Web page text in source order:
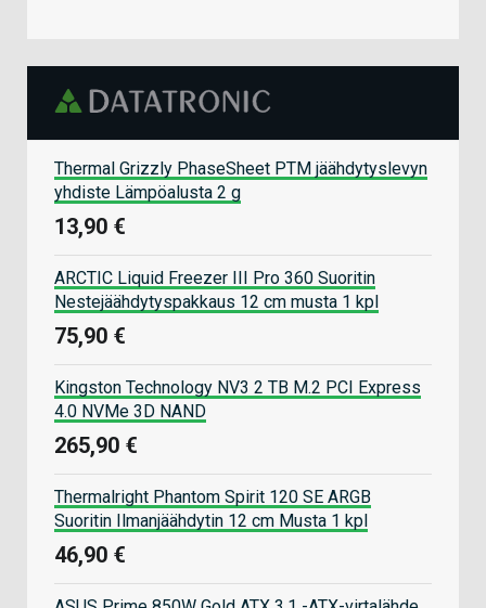
Thermal Grizzly PhaseSheet PTM jäähdytyslevyn
yhdiste Lämpöalusta 2 g
13,90 €
ARCTIC Liquid Freezer III Pro 360 Suoritin
Nestejäähdytyspakkaus 12 cm musta 1 kpl
75,90 €
Kingston Technology NV3 2 TB M.2 PCI Express
4.0 NVMe 3D NAND
265,90 €
Thermalright Phantom Spirit 120 SE ARGB
Suoritin Ilmanjäähdytin 12 cm Musta 1 kpl
46,90 €